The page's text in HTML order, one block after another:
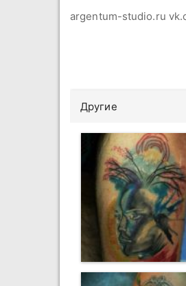
argentum-studio.ru
Другие